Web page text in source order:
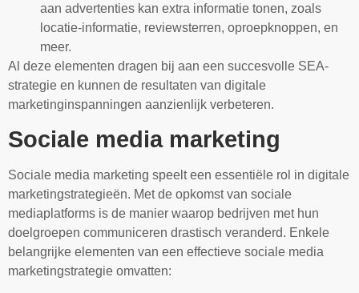
aan advertenties kan extra informatie tonen, zoals
locatie-informatie, reviewsterren, oproepknoppen, en
meer.
Al deze elementen dragen bij aan een succesvolle SEA-
strategie en kunnen de resultaten van digitale
marketinginspanningen aanzienlijk verbeteren.
Sociale media marketing
Sociale media marketing speelt een essentiële rol in digitale
marketingstrategieën. Met de opkomst van sociale
mediaplatforms is de manier waarop bedrijven met hun
doelgroepen communiceren drastisch veranderd. Enkele
belangrijke elementen van een effectieve sociale media
marketingstrategie omvatten: